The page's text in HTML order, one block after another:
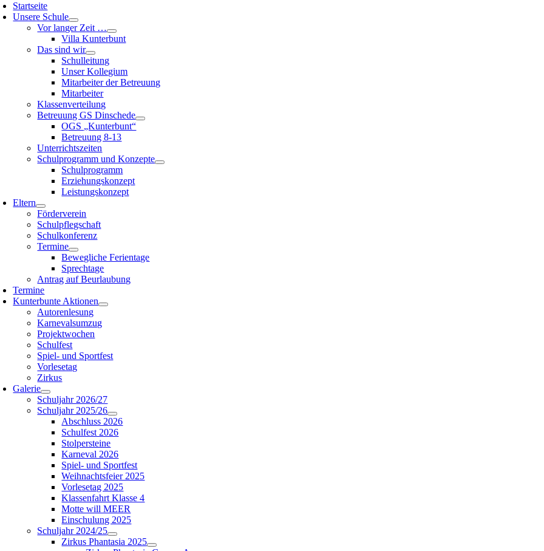
Startseite
Unsere Schule
Vor langer Zeit …
Villa Kunterbunt
Das sind wir
Schulleitung
Unser Kollegium
Mitarbeiter der Betreuung
Mitarbeiter
Klassenverteilung
Betreuung GS Dinschede
OGS „Kunterbunt“
Betreuung 8-13
Unterrichtszeiten
Schulprogramm und Konzepte
Schulprogramm
Erziehungskonzept
Leistungskonzept
Eltern
Förderverein
Schulpflegschaft
Schulkonferenz
Termine
Bewegliche Ferientage
Sprechtage
Antrag auf Beurlaubung
Termine
Kunterbunte Aktionen
Autorenlesung
Karnevalsumzug
Projektwochen
Schulfest
Spiel- und Sportfest
Vorlesetag
Zirkus
Galerie
Schuljahr 2026/27
Schuljahr 2025/26
Abschluss 2026
Schulfest 2026
Stolpersteine
Karneval 2026
Spiel- und Sportfest
Weihnachtsfeier 2025
Vorlesetag 2025
Klassenfahrt Klasse 4
Motte will MEER
Einschulung 2025
Schuljahr 2024/25
Zirkus Phantasia 2025